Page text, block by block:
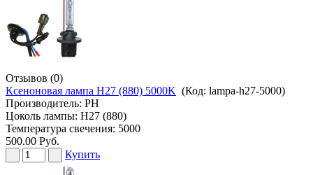
Отзывов (0)
Ксеноновая лампа H27 (880) 5000K (Код: lampa-h27-5000)
Производитель: PH
Цоколь лампы: H27 (880)
Температура свечения: 5000
500.00 Руб.
Купить